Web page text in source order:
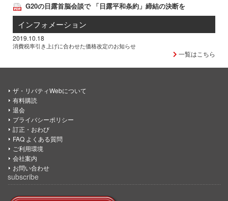
G20の日露首脳会談で 「日露平和条約」締結の決断を
インフォメーション
2019.10.18
消費税率引き上げに合わせた価格改定のお知らせ
一覧はこちら
ザ・リバティWebについて
有料購読
退会
プライバシーポリシー
訂正・おわび
FAQ よくある質問
ご利用環境
会社案内
お問い合わせ
subscribe